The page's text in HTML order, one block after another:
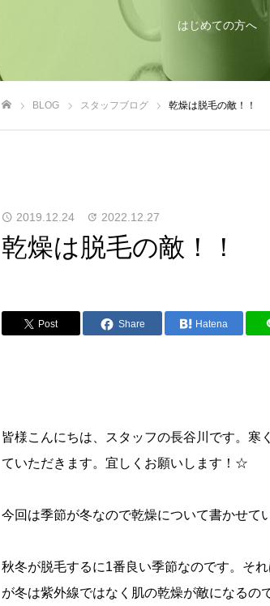
はじめての方へ
BLOG スタッフブログ 乾燥は脱毛の敵！！
2019.12.24 2022.12.27
乾燥は脱毛の敵！！
Post Share Hatena
皆様こんにちは、スタッフの長谷川です。
ていただきます。宜しくお願いします！☆
今回は季節が冬なので乾燥について書かせて
秋冬が脱毛するに1番良い季節なのです。そ
が冬は紫外線ではなく肌の乾燥が敵になるの